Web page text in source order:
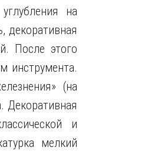
на
декоративная
После этого
инструмента.
(на
Декоративная
и
мелкий